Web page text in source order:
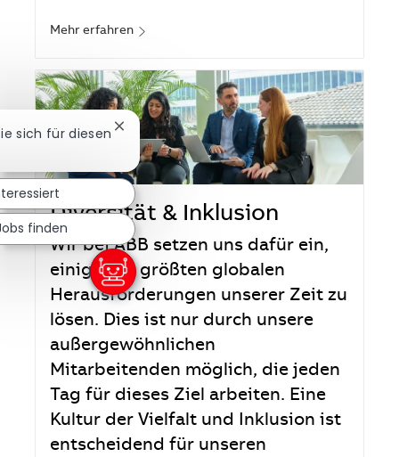
Mehr erfahren
Diversität & Inklusion
Wir bei ABB setzen uns dafür ein,
einige der größten globalen
Herausforderungen unserer Zeit zu
lösen. Dies ist nur durch unsere
außergewöhnlichen
Mitarbeitenden möglich, die jeden
Tag für dieses Ziel arbeiten. Eine
Kultur der Vielfalt und Inklusion ist
entscheidend für unseren
sich für diesen Chatbot-Benachrichtigung schließen
finden